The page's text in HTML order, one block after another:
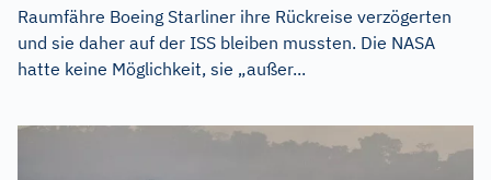
Raumfähre Boeing Starliner ihre Rückreise verzögerten
und sie daher auf der ISS bleiben mussten. Die NASA
hatte keine Möglichkeit, sie „außer...